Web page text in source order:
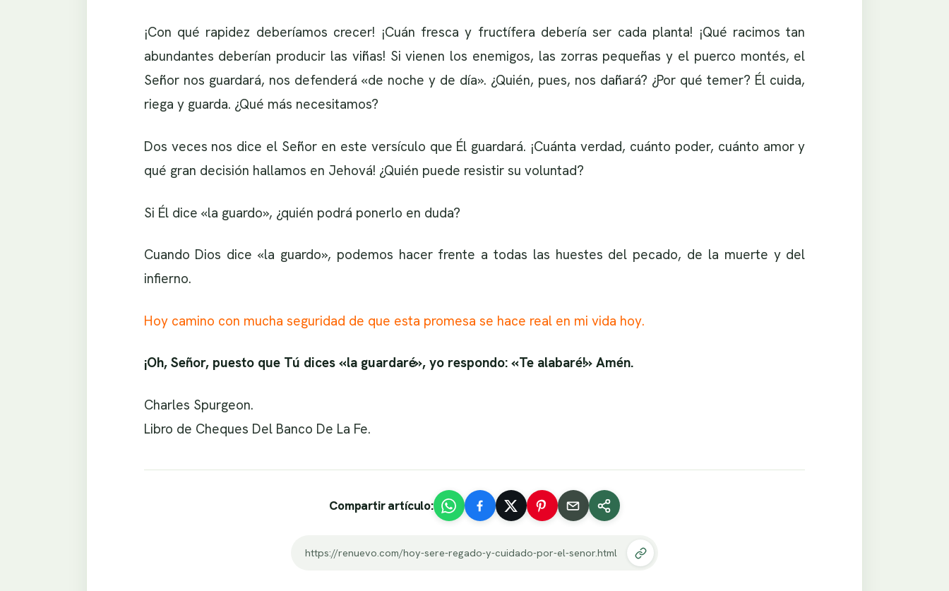
¡Con qué rapidez deberíamos crecer! ¡Cuán fresca y fructífera debería ser cada planta! ¡Qué racimos tan
abundantes deberían producir las viñas! Si vienen los enemigos, las zorras pequeñas y el puerco montés, el
Señor nos guardará, nos defenderá «de noche y de día». ¿Quién, pues, nos dañará? ¿Por qué temer? Él cuida,
riega y guarda. ¿Qué más necesitamos?
Dos veces nos dice el Señor en este versículo que Él guardará. ¡Cuánta verdad, cuánto poder, cuánto amor y
qué gran decisión hallamos en Jehová! ¿Quién puede resistir su voluntad?
Si Él dice «la guardo», ¿quién podrá ponerlo en duda?
Cuando Dios dice «la guardo», podemos hacer frente a todas las huestes del pecado, de la muerte y del
infierno.
Hoy camino con mucha seguridad de que esta promesa se hace real en mi vida hoy.
¡Oh, Señor, puesto que Tú dices «la guardaré», yo respondo: «Te alabaré!» Amén.
Charles Spurgeon.
Libro de Cheques Del Banco De La Fe.
Compartir artículo:
https://renuevo.com/hoy-sere-regado-y-cuidado-por-el-senor.html